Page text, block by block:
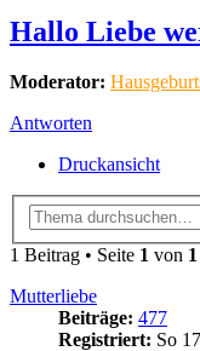
Hallo Liebe
Moderator:
Antworten
Druckansicht
1 Beitrag • Seite 1 von 1
Mutterliebe
Beiträge: 477
Registriert: So